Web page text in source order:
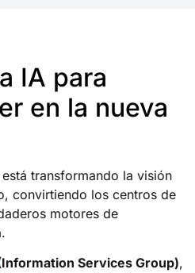
IA para
en la nueva
transformando la visión
convirtiendo los centros de
motores de
Services Group),